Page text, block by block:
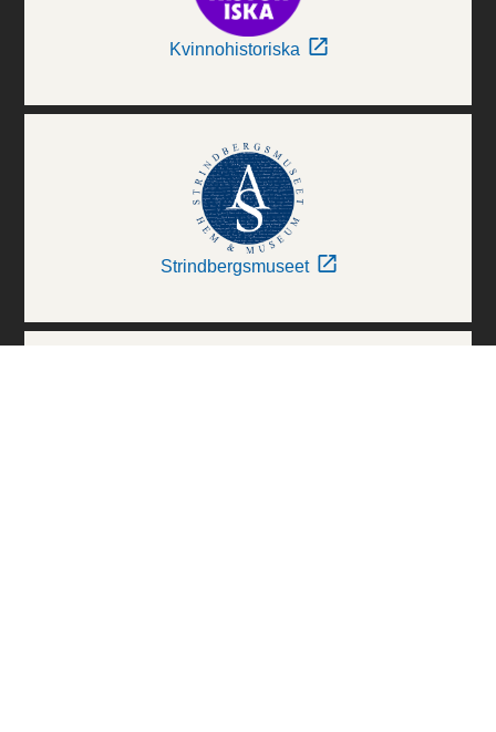
Kvinnohistoriska
Strindbergsmuseet